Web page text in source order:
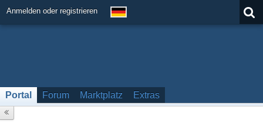
Anmelden oder registrieren
Portal Forum Marktplatz Extras